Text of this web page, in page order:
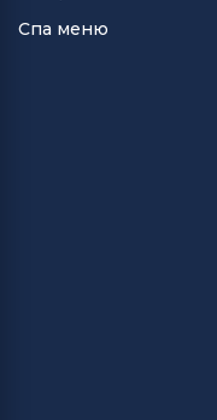
Спа меню